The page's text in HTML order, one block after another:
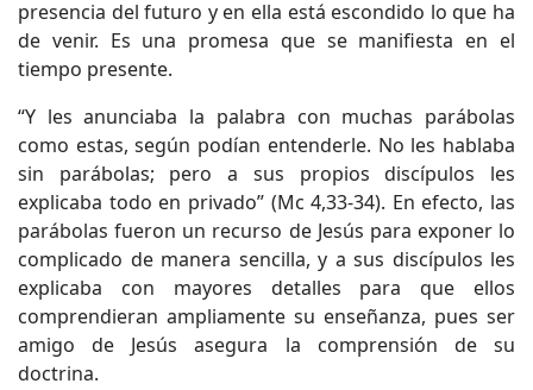
presencia del futuro y en ella está escondido lo que ha
de venir. Es una promesa que se manifiesta en el
tiempo presente.
“Y les anunciaba la palabra con muchas parábolas
como estas, según podían entenderle. No les hablaba
sin parábolas; pero a sus propios discípulos les
explicaba todo en privado” (Mc 4,33-34). En efecto, las
parábolas fueron un recurso de Jesús para exponer lo
complicado de manera sencilla, y a sus discípulos les
explicaba con mayores detalles para que ellos
comprendieran ampliamente su enseñanza, pues ser
amigo de Jesús asegura la comprensión de su
doctrina.